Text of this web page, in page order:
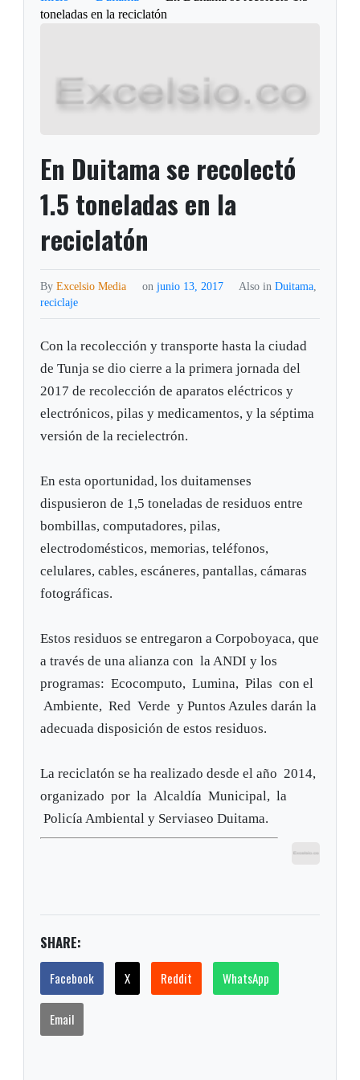
toneladas en la reciclatón
En Duitama se recolectó
1.5 toneladas en la
reciclatón
ByExcelsio Media on junio 13, 2017 Also in Duitama,
reciclaje
Con la recolección y transporte hasta la ciudad
de Tunja se dio cierre a la primera jornada del
2017 de recolección de aparatos eléctricos y
electrónicos, pilas y medicamentos, y la séptima
versión de la recielectrón.
En esta oportunidad, los duitamenses
dispusieron de 1,5 toneladas de residuos entre
bombillas, computadores, pilas,
electrodomésticos, memorias, teléfonos,
celulares, cables, escáneres, pantallas, cámaras
fotográficas.
Estos residuos se entregaron a Corpoboyaca, que
a través de una alianza con la ANDI y los
programas: Ecocomputo, Lumina, Pilas con el
Ambiente, Red Verde y Puntos Azules darán la
adecuada disposición de estos residuos.
La reciclatón se ha realizado desde el año 2014,
organizado por la Alcaldía Municipal, la
Policía Ambiental y Serviaseo Duitama.
SHARE:
Facebook X Reddit WhatsApp
Email